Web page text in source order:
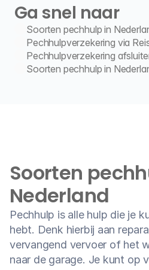
Ga snel naar
Soorten pechhulp in
Pechhulpverzekering via
Pechhulpverzekering
Soorten pechhulp in
Kortlopende
annuleringsverzekering
Zakelijke reisverzekering
Annuleringsverzekering
Aanvullende dekkingen
Gevaarlijke sporten
Ongevallendekking
Veelgestelde vragen
Nieuws
Soorten
Nederland
Pechhulp is alle hulp die je
hebt. Denk hierbij aan
vervangend vervoer of het
naar de garage. Je kunt op